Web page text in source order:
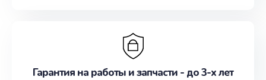
Гарантия на работы и запчасти - до 3-х лет